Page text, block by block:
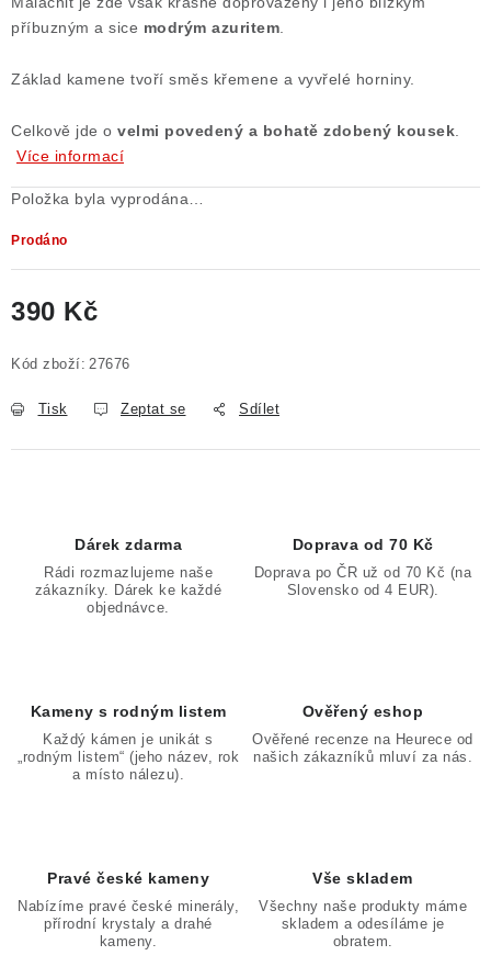
Poučení o právu na odstoupení od smlouvy
příbuzným a sice modrým azuritem
Základ kamene tvoří směs křemene a vyvřelé horniny.
Celkově jde o velmi povedený a bohatě zdobený kousek
Více informací
Položka byla vyprodána…
Prodáno
390 Kč
Kód zboží: 27676
Tisk Zeptat se Sdílet
Dárek zdarma
Rádi rozmazlujeme naše
zákazníky. Dárek ke každé
objednávce.
Doprava od 70 Kč
Doprava po ČR už od 70 Kč (na
Slovensko od 4 EUR).
Kameny s rodným listem
Každý kámen je unikát s
„rodným listem“ (jeho název, rok
a místo nálezu).
Ověřený eshop
Ověřené recenze na Heurece od
našich zákazníků mluví za nás.
Pravé české kameny
Nabízíme pravé české minerály,
přírodní krystaly a drahé
kameny.
Vše skladem
Všechny naše produkty máme
skladem a odesíláme je
obratem.